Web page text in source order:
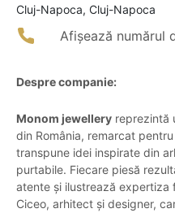
Cluj-Napoca, Cluj-Napoca
Afișează numărul
Despre companie:
Monom jewellery reprezintă
din România, remarcat
transpune idei inspirate din
purtabile. Fiecare piesă
atente și ilustrează expertiza
Ciceo, arhitect și designer,